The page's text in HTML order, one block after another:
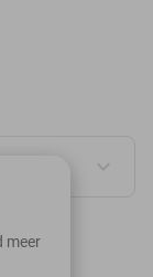
meer